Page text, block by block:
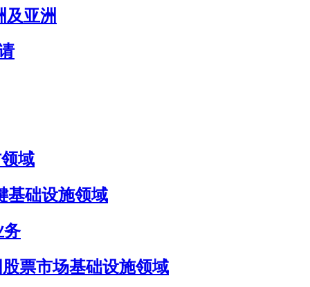
及亚洲
域
基础设施领域
务
票市场基础设施领域